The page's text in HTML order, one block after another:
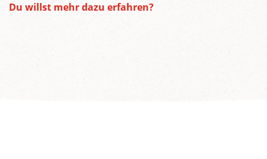
Du willst mehr dazu erfahren?